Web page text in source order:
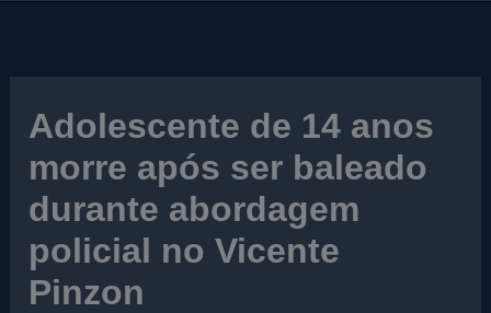
Adolescente de 14 anos
morre após ser baleado
durante abordagem
policial no Vicente
Pinzon